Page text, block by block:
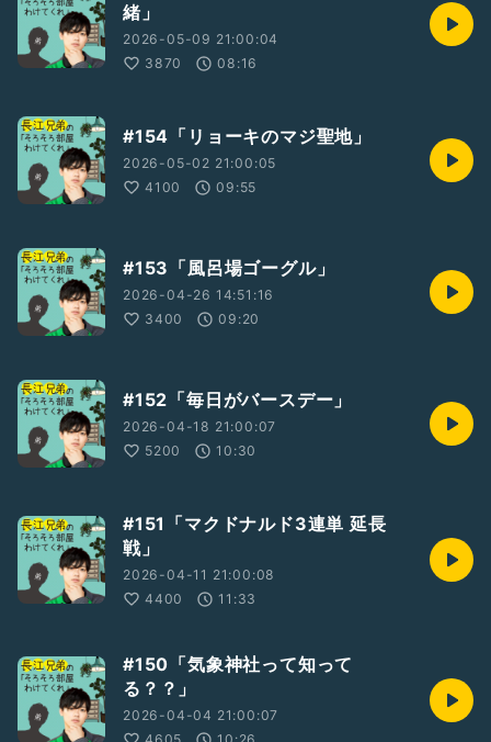
緒」
2026-05-09 21:00:04
3870
08:16
#154「リョーキのマジ聖地」
2026-05-02 21:00:05
4100
09:55
#153「風呂場ゴーグル」
2026-04-26 14:51:16
3400
09:20
#152「毎日がバースデー」
2026-04-18 21:00:07
5200
10:30
#151「マクドナルド3連単 延長
戦」
2026-04-11 21:00:08
4400
11:33
#150「気象神社って知って
る？？」
2026-04-04 21:00:07